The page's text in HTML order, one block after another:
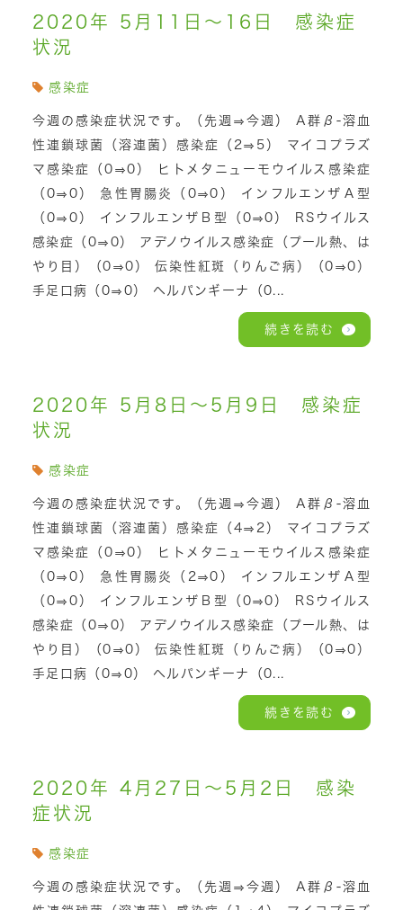
2020年 5月11日～16日 感染症
状況
感染症
今週の感染症状況です。（先週⇒今週） A群β-溶血
性連鎖球菌（溶連菌）感染症（2⇒5） マイコプラズ
マ感染症（0⇒0） ヒトメタニューモウイルス感染症
（0⇒0） 急性胃腸炎（0⇒0） インフルエンザＡ型
（0⇒0） インフルエンザＢ型（0⇒0） RSウイルス
感染症（0⇒0） アデノウイルス感染症（プール熱、は
やり目）（0⇒0） 伝染性紅斑（りんご病）（0⇒0）
手足口病（0⇒0） ヘルパンギーナ（0...
続きを読む
2020年 5月8日～5月9日 感染症
状況
感染症
今週の感染症状況です。（先週⇒今週） A群β-溶血
性連鎖球菌（溶連菌）感染症（4⇒2） マイコプラズ
マ感染症（0⇒0） ヒトメタニューモウイルス感染症
（0⇒0） 急性胃腸炎（2⇒0） インフルエンザＡ型
（0⇒0） インフルエンザＢ型（0⇒0） RSウイルス
感染症（0⇒0） アデノウイルス感染症（プール熱、は
やり目）（0⇒0） 伝染性紅斑（りんご病）（0⇒0）
手足口病（0⇒0） ヘルパンギーナ（0...
続きを読む
2020年 4月27日～5月2日 感染
症状況
感染症
今週の感染症状況です。（先週⇒今週） A群β-溶血